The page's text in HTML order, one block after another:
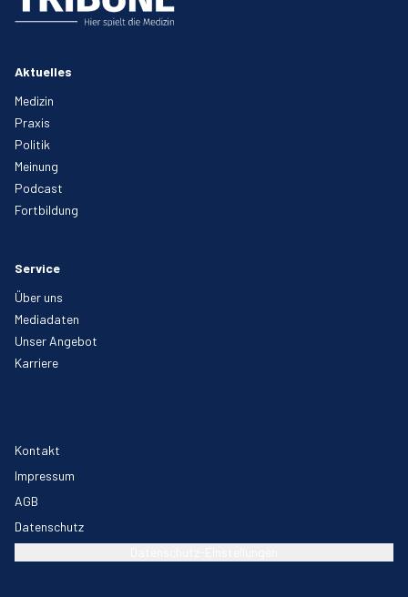
Aktuelles
Medizin
Praxis
Politik
Meinung
Podcast
Fortbildung
Service
Über uns
Mediadaten
Unser Angebot
Karriere
Kontakt
Impressum
AGB
Datenschutz